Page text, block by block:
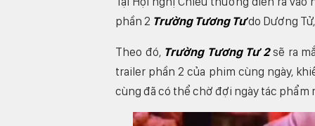
phần 2 Trường Tương Tưdo Dương
Theo đó, Trường Tương Tư 2sẽ ra
trailer phần 2 của phim cùng ngày,
cùng đã có thể chờ đợi ngày tác